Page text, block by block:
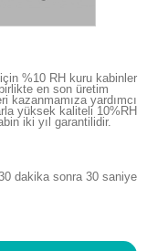
%10 RH kuru kabinler
en son üretim
kazanmamıza yardımcı
yüksek kaliteli 10%RH
iki yıl garantilidir.
dakika sonra 30 saniye